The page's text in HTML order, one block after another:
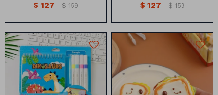
$ 127 $ 159 $ 127 $ 159
DESMONTABLE
Dinosaurios
Temáticos
Plantas y flores
Deco jardín